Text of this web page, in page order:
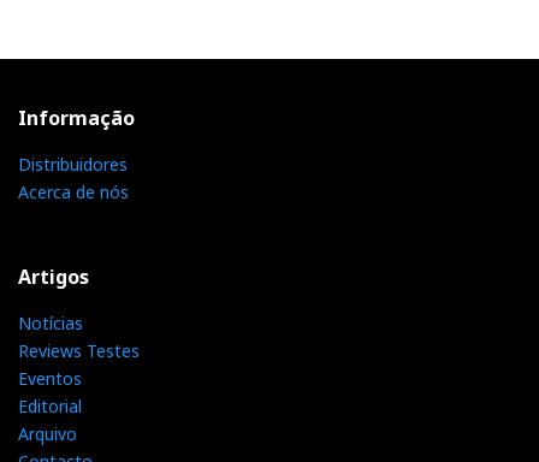
Informação
Distribuidores
Acerca de nós
Artigos
Notícias
Reviews Testes
Eventos
Editorial
Arquivo